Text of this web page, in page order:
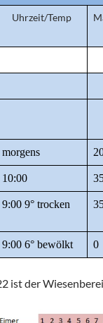
Uhrzeit/Temp
morgens
10:00
9:00 9° trocken
9:00 6° bewölkt 0
ist der